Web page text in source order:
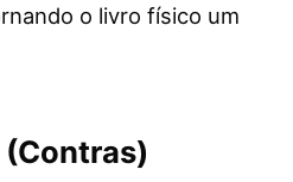
o livro físico um